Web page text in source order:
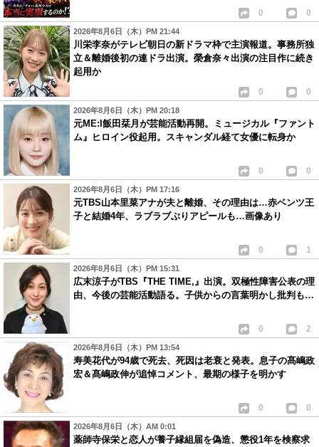
0 0
2026年8月6日（木）PM 21:44
川栄李奈がテレビ朝日の新ドラマ枠で主演報道。事務所独
立＆離婚後初の連ドラ出演。榮倉奈々出演の注目作に続き
起用か
0 0
2026年8月6日（木）PM 20:18
元ME:I飯田栞月が芸能活動再開。ミュージカル『ファント
ム』ヒロイン役起用。スキャンダル経て女優に転身か
0 0
2026年8月6日（木）PM 17:16
元TBS山本里菜アナが夫と離婚、その理由は…赤ベンツ王
子と結婚4年、ラブラブぶりアピールも…画像あり
0 1
2026年8月6日（木）PM 15:31
広末涼子がTBS『THE TIME,』出演。双極性障害公表の理
由、今後の芸能活動語る。子供からの言葉明かし批判も…
0 2
2026年8月6日（木）PM 13:54
寿美花代が94歳で死去、死因は老衰と発表。息子の髙嶋政
宏＆髙嶋政伸が追悼コメント、最期の様子を明かす
0 0
2026年8月6日（木）AM 0:01
薬師寺保栄と恋人が養子縁組届を偽造、懲役1年を検察求